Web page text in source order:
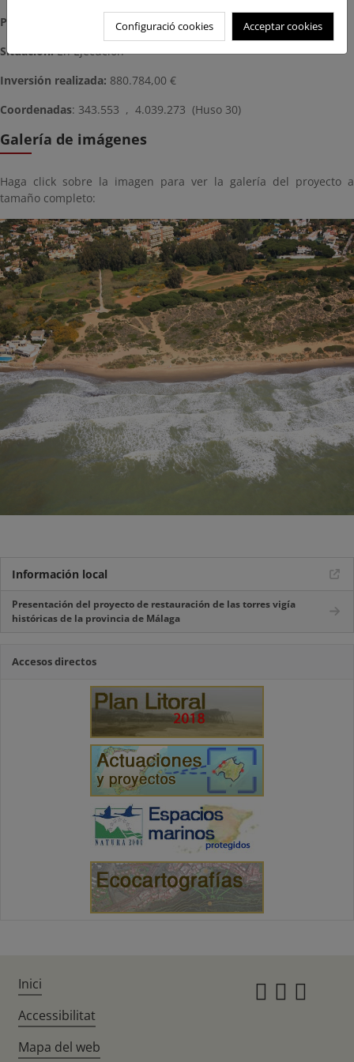
Plazo:
Situación:En Ejecución
Inversión realizada: 880.784,00 €
Coordenadas: 343.553 , 4.039.273 (Huso 30)
Galería de imágenes
Haga click sobre la imagen para ver la galería del proyecto a
tamaño completo:
Información local
Presentación del proyecto de restauración de las torres vigía
históricas de la provincia de Málaga
Accesos directos
Configuració cookies Acceptar cookies
Inici
Accessibilitat
Mapa del web